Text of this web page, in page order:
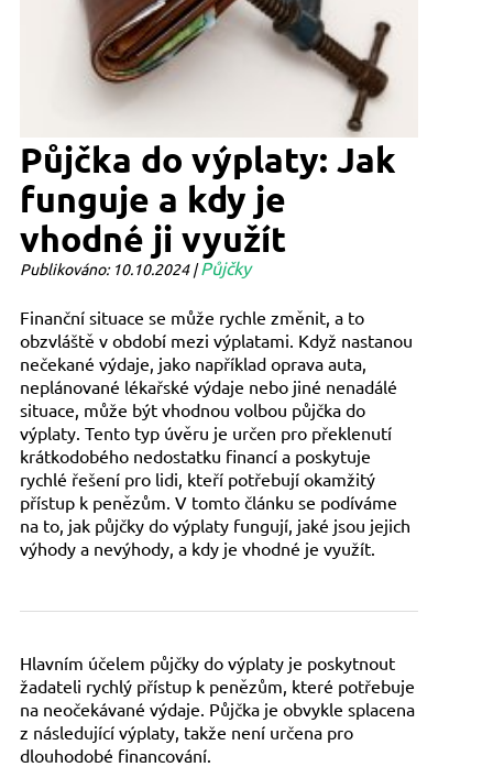
Půjčka do výplaty: Jak
funguje a kdy je
vhodné ji využít
Publikováno: 10.10.2024 |Půjčky
Finanční situace se může rychle změnit, a to
obzvláště v období mezi výplatami. Když nastanou
nečekané výdaje, jako například oprava auta,
neplánované lékařské výdaje nebo jiné nenadálé
situace, může být vhodnou volbou půjčka do
výplaty. Tento typ úvěru je určen pro překlenutí
krátkodobého nedostatku financí a poskytuje
rychlé řešení pro lidi, kteří potřebují okamžitý
přístup k penězům. V tomto článku se podíváme
na to, jak půjčky do výplaty fungují, jaké jsou jejich
výhody a nevýhody, a kdy je vhodné je využít.
Hlavním účelem půjčky do výplaty je poskytnout
žadateli rychlý přístup k penězům, které potřebuje
na neočekávané výdaje. Půjčka je obvykle splacena
z následující výplaty, takže není určena pro
dlouhodobé financování.